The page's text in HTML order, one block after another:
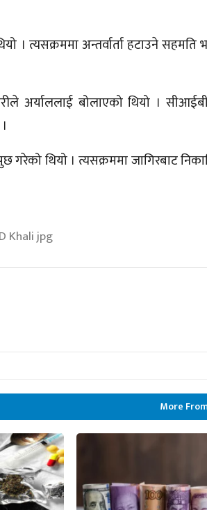
। त्यसक्रममा अन्तर्वार्ता हटाउने सहमति
अर्याललाई बोलाएको थियो ।
गरेको थियो । त्यसक्रममा जागिरबाट
More